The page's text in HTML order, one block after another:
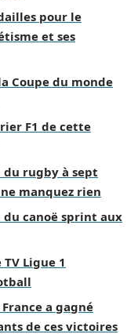
pour le
et ses
Coupe du monde
F1 de cette
rugby à sept
manquez rien
canoë sprint aux
Ligue 1
a gagné
de ces victoires